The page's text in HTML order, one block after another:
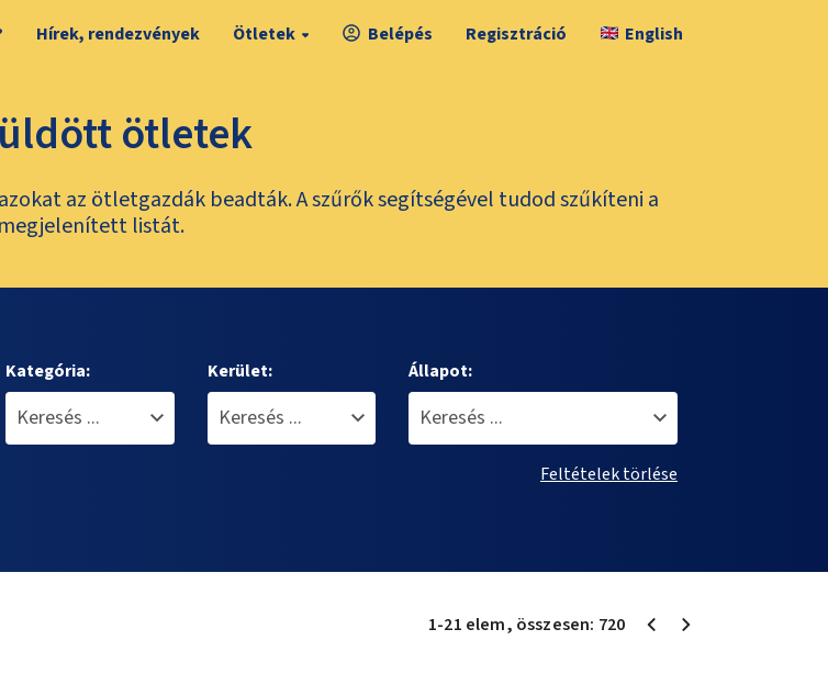
Hírek, rendezvények Ötletek Belépés Regisztráció English
ötletek
az ötletgazdák beadták. A szűrők segítségével tudod szűkíteni a
megjelenített listát.
Kategória: Kerület: Állapot:
Feltételek törlése
1-21 elem, összesen: 720